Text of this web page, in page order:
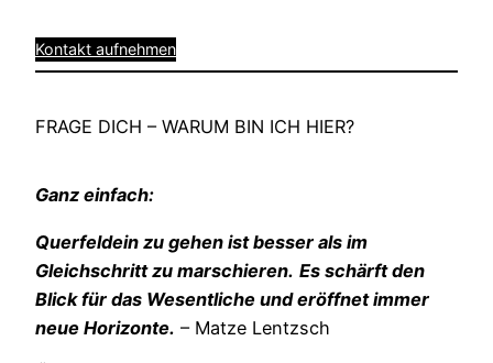
Kontakt aufnehmen
FRAGE DICH – WARUM BIN ICH HIER?
Ganz einfach:
Querfeldein zu gehen ist besser als im
Gleichschritt zu marschieren. Es schärft den
Blick für das Wesentliche und eröffnet immer
neue Horizonte. – Matze Lentzsch